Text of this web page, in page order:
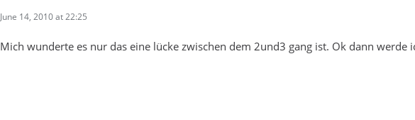
June 14, 2010 at 22:25
Mich wunderte es nur das eine lücke zwischen dem 2und3 gang ist. Ok dann